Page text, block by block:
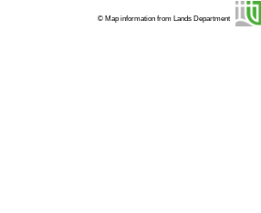
© Map information from Lands Department